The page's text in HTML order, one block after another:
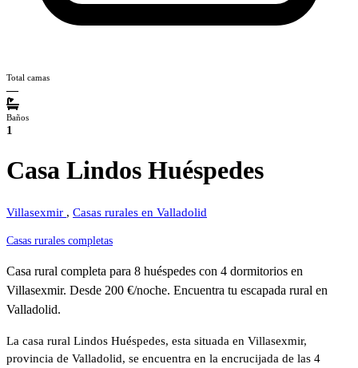
Total camas
—
Baños
1
Casa Lindos Huéspedes
Villasexmir , Casas rurales en Valladolid
Casas rurales completas
Casa rural completa para 8 huéspedes con 4 dormitorios en
Villasexmir. Desde 200 €/noche. Encuentra tu escapada rural en
Valladolid.
La casa rural Lindos Huéspedes, esta situada en Villasexmir,
provincia de Valladolid, se encuentra en la encrucijada de las 4